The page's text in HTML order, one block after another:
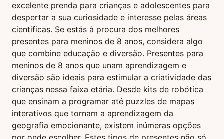
excelente prenda para crianças e adolescentes para
despertar a sua curiosidade e interesse pelas áreas
cientificas. Se estás à procura dos melhores
presentes para meninos de 8 anos, considera algo
que combine educação e diversão. Presentes para
meninos de 8 anos que unam aprendizagem e
diversão são ideais para estimular a criatividade das
crianças nessa faixa etária. Desde kits de robótica
que ensinam a programar até puzzles de mapas
interativos que tornam a aprendizagem da
geografia emocionante, existem inúmeras opções